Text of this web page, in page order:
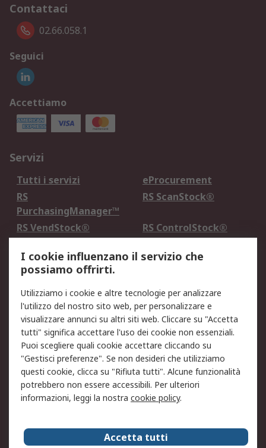
Contattaci
02.66.058.1
Seguici
Accettiamo
Servizi
Tutti i servizi
eProcurement
RS
PurchasingManager™
RS ScanStock®
RS VendStock®
RS ControlStock®
Legale
Informativa Cookie
Informativa Privacy -
Aggiornata
Email Security
Termini d'uso
Condizioni di vendita
Condizioni generali di
servizio
Etica e responsabilità
Chi Siamo
Chi Siamo
Contattaci
Supporto
ESG
I cookie influenzano il servizio che
possiamo offrirti.
Utilizziamo i cookie e altre tecnologie per analizzare
l'utilizzo del nostro sito web, per personalizzare e
visualizzare annunci su altri siti web. Cliccare su "Accetta
tutti" significa accettare l'uso dei cookie non essenziali.
Puoi scegliere quali cookie accettare cliccando su
"Gestisci preferenze". Se non desideri che utilizziamo
questi cookie, clicca su "Rifiuta tutti". Alcune funzionalità
potrebbero non essere accessibili. Per ulteriori
informazioni, leggi la nostra cookie policy.
Accetta tutti